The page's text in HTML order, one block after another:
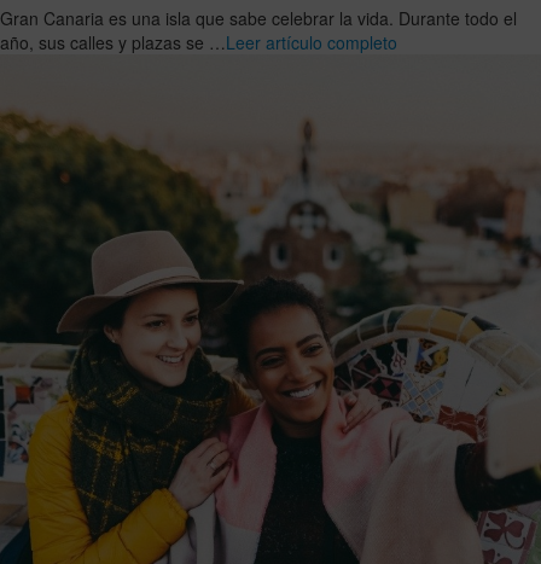
Gran Canaria es una isla que sabe celebrar la vida. Durante todo el
año, sus calles y plazas se …Leer artículo completo